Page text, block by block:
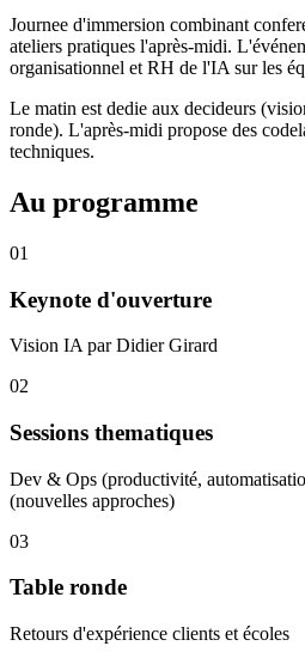
Journee d'immersion combinant
ateliers pratiques l'après-midi.
organisationnel et RH de l'IA sur les
Le matin est dedie aux decideurs
ronde). L'après-midi propose des
techniques.
Au programme
01
Keynote d'ouverture
Vision IA par Didier Girard
02
Sessions thematiques
Dev & Ops (productivité,
(nouvelles approches)
03
Table ronde
Retours d'expérience clients et écoles